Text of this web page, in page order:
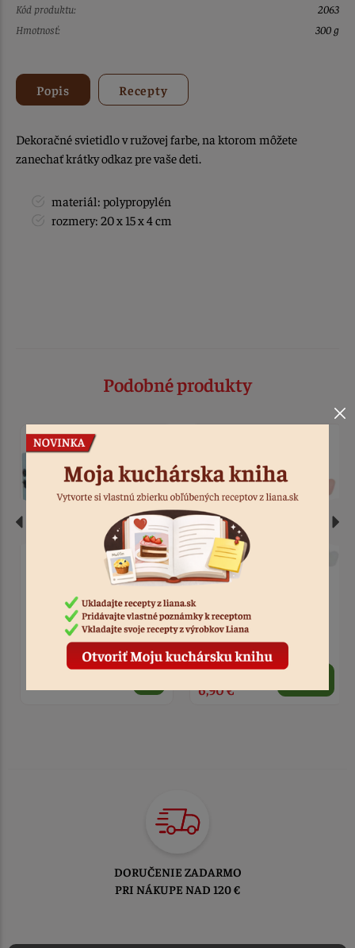
Kód produktu:
2063
Hmotnosť:
300 g
Popis Recepty
Dekoračné svietidlo v ružovej farbe, na ktorom môžete
zanechať krátky odkaz pre vaše deti.
materiál: polypropylén
rozmery: 20 x 15 x 4 cm
Podobné produkty
Nočná lampa medvedík
6,90 €
5 ks
TOVAR ODOSIELAME
DO 1-2 PRACOVNÝCH DNÍ